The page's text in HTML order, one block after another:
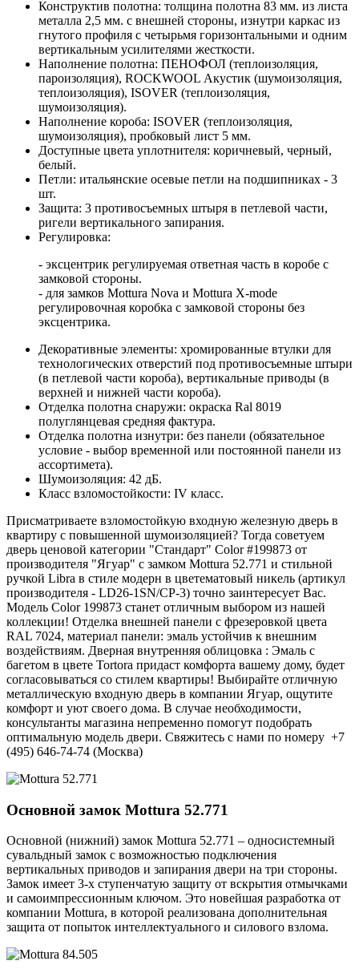
Конструктив полотна: толщина полотна 83 мм. из листа
металла 2,5 мм. с внешней стороны, изнутри каркас из
гнутого профиля с четырьмя горизонтальными и одним
вертикальным усилителями жесткости.
Наполнение полотна: ПЕНОФОЛ (теплоизоляция,
пароизоляция), ROCKWOOL Акустик (шумоизоляция,
теплоизоляция), ISOVER (теплоизоляция,
шумоизоляция).
Наполнение короба: ISOVER (теплоизоляция,
шумоизоляция), пробковый лист 5 мм.
Доступные цвета уплотнителя: коричневый, черный,
белый.
Петли: итальянские осевые петли на подшипниках - 3
шт.
Защита: 3 противосъемных штыря в петлевой части,
ригели вертикального запирания.
Регулировка:
- эксцентрик регулируемая ответная часть в коробе с
замковой стороны.
- для замков Mottura Nova и Mottura X-mode
регулировочная коробка с замковой стороны без
эксцентрика.
Декоративные элементы: хромированные втулки для
технологических отверстий под противосъемные штыри
(в петлевой части короба), вертикальные приводы (в
верхней и нижней части короба).
Отделка полотна снаружи: окраска Ral 8019
полуглянцевая средняя фактура.
Отделка полотна изнутри: без панели (обязательное
условие - выбор временной или постоянной панели из
ассортимета).
Шумоизоляция: 42 дБ.
Класс взломостойкости: IV класс.
Присматриваете взломостойкую входную железную дверь в
квартиру с повышенной шумоизоляцией? Тогда советуем
дверь ценовой категории "Стандарт" Color #199873 от
производителя "Ягуар" с замком Mottura 52.771 и стильной
ручкой Libra в стиле модерн в цветематовый никель (артикул
производителя - LD26-1SN/CP-3) точно заинтересует Вас.
Модель Color 199873 станет отличным выбором из нашей
коллекции! Отделка внешней панели с фрезеровкой цвета
RAL 7024, материал панели: эмаль устойчив к внешним
воздействиям. Дверная внутренняя облицовка : Эмаль с
багетом в цвете Tortora придаст комфорта вашему дому, будет
согласовываться со стилем квартиры! Выбирайте отличную
металлическую входную дверь в компании Ягуар, ощутите
комфорт и уют своего дома. В случае необходимости,
консультанты магазина непременно помогут подобрать
оптимальную модель двери. Свяжитесь с нами по номеру +7
(495) 646-74-74 (Москва)
Основной замок Mottura 52.771
Основной (нижний) замок Mottura 52.771 – односистемный
сувальдный замок с возможностью подключения
вертикальных приводов и запирания двери на три стороны.
Замок имеет 3-х ступенчатую защиту от вскрытия отмычками
и самоимпрессионным ключом. Это новейшая разработка от
компании Mottura, в которой реализована дополнительная
защита от попыток интеллектуального и силового взлома.